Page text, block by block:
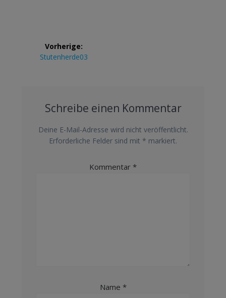
Beitrags-
Navigation
Vorherige:
Vorheriger
Stutenherde03
Schreibe einen Kommentar
Deine E-Mail-Adresse wird nicht veröffentlicht.
Erforderliche Felder sind mit * markiert.
Kommentar *
Name *